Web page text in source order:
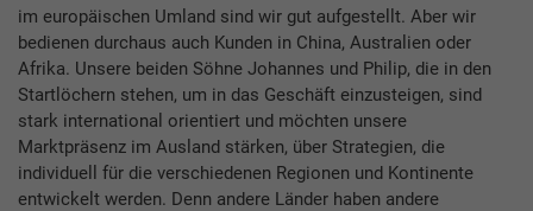
im europäischen Umland sind wir gut aufgestellt. Aber wir
bedienen durchaus auch Kunden in China, Australien oder
Afrika. Unsere beiden Söhne Johannes und Philip, die in den
Startlöchern stehen, um in das Geschäft einzusteigen, sind
stark international orientiert und möchten unsere
Marktpräsenz im Ausland stärken, über Strategien, die
individuell für die verschiedenen Regionen und Kontinente
entwickelt werden. Denn andere Länder haben andere